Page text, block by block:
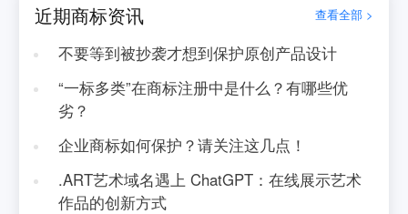
近期商标资讯 查看全部 >
不要等到被抄袭才想到保护原创产品设计
“一标多类”在商标注册中是什么？有哪些优
劣？
企业商标如何保护？请关注这几点！
.ART艺术域名遇上 ChatGPT：在线展示艺术
作品的创新方式